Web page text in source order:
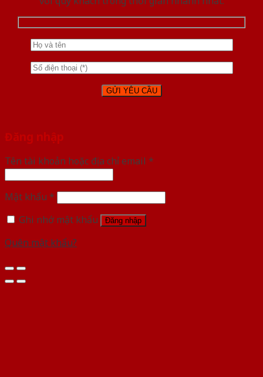
Đăng nhập
Tên tài khoản hoặc địa chỉ email *
Mật khẩu *
Ghi nhớ mật khẩu
Đăng nhập
Quên mật khẩu?